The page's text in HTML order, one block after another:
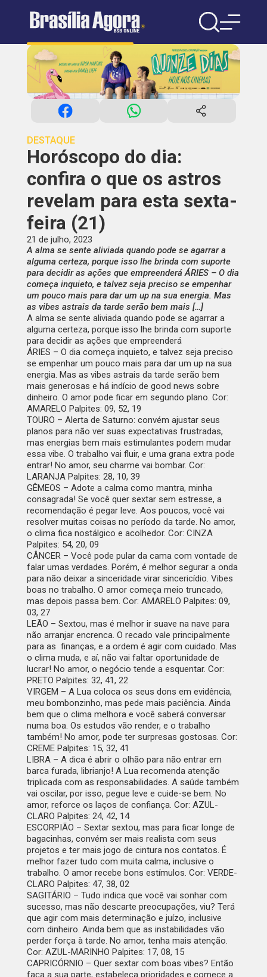
DESTAQUE
Horóscopo do dia:
confira o que os astros
revelam para esta sexta-
feira (21)
21 de julho, 2023
A alma se sente aliviada quando pode se agarrar a
alguma certeza, porque isso lhe brinda com suporte
para decidir as ações que empreenderá ÁRIES – O dia
começa inquieto, e talvez seja preciso se empenhar
um pouco mais para dar um up na sua energia. Mas
as vibes astrais da tarde serão bem mais […]
A alma se sente aliviada quando pode se agarrar a
alguma certeza, porque isso lhe brinda com suporte
para decidir as ações que empreenderá
ÁRIES – O dia começa inquieto, e talvez seja preciso
se empenhar um pouco mais para dar um up na sua
energia. Mas as vibes astrais da tarde serão bem
mais generosas e há indício de good news sobre
dinheiro. O amor pode ficar em segundo plano. Cor:
AMARELO Palpites: 09, 52, 19
TOURO – Alerta de Saturno: convém ajustar seus
planos para não ver suas expectativas frustradas,
mas energias bem mais estimulantes podem mudar
essa vibe. O trabalho vai fluir, e uma grana extra pode
entrar! No amor, seu charme vai bombar. Cor:
LARANJA Palpites: 28, 10, 39
GÊMEOS – Adote a calma como mantra, minha
consagrada! Se você quer sextar sem estresse, a
recomendação é pegar leve. Aos poucos, você vai
resolver muitas coisas no período da tarde. No amor,
o clima fica nostálgico e acolhedor. Cor: CINZA
Palpites: 54, 20, 09
CÂNCER – Você pode pular da cama com vontade de
falar umas verdades. Porém, é melhor segurar a onda
para não deixar a sinceridade virar sincericídio. Vibes
boas no trabalho. O amor começa meio truncado,
mas depois passa bem. Cor: AMARELO Palpites: 09,
03, 27
LEÃO – Sextou, mas é melhor ir suave na nave para
não arranjar encrenca. O recado vale principalmente
para as finanças, e a ordem é agir com cuidado. Mas
o clima muda, e aí, não vai faltar oportunidade de
lucrar! No amor, o negócio tende a esquentar. Cor:
PRETO Palpites: 32, 41, 22
VIRGEM – A Lua coloca os seus dons em evidência,
meu bombonzinho, mas pede mais paciência. Ainda
bem que o clima melhora e você saberá conversar
numa boa. Os estudos vão render, e o trabalho
também! No amor, pode ter surpresas gostosas. Cor:
CREME Palpites: 15, 32, 41
LIBRA – A dica é abrir o olhão para não entrar em
barca furada, librianjo! A Lua recomenda atenção
triplicada com as responsabilidades. A saúde também
vai oscilar, por isso, pegue leve e cuide-se bem. No
amor, reforce os laços de confiança. Cor: AZUL-
CLARO Palpites: 24, 42, 14
ESCORPIÃO – Sextar sextou, mas para ficar longe de
bagacinhas, convém ser mais realista com seus
projetos e ter mais jogo de cintura nos contatos. É
melhor fazer tudo com muita calma, inclusive o
trabalho. O amor recebe bons estímulos. Cor: VERDE-
CLARO Palpites: 47, 38, 02
SAGITÁRIO – Tudo indica que você vai sonhar com
sucesso, mas não descarte preocupações, viu? Terá
que agir com mais determinação e juízo, inclusive
com dinheiro. Ainda bem que as instabilidades vão
perder força à tarde. No amor, tenha mais atenção.
Cor: AZUL-MARINHO Palpites: 17, 08, 15
CAPRICÓRNIO – Quer sextar com boas vibes? Então
faça a sua parte, estabeleça prioridades e comece a